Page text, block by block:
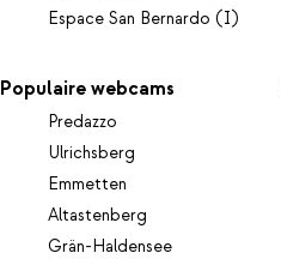
Espace San Bernardo (I)
Populaire webcams
Predazzo
Ulrichsberg
Emmetten
Altastenberg
Grän-Haldensee